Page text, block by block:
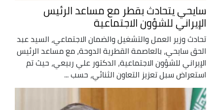
سايحي يتحادث بقطر مع مساعد الرئيس
الإيراني للشؤون الاجتماعية
تحادث وزير العمل والتشغيل والضمان الاجتماعي، السيد عبد
الحق سايحي، بالعاصمة القطرية الدوحة، مع مساعد الرئيس
الإيراني للشؤون الاجتماعية، الدكتور علي ربيعي، حيث تم
استعراض سبل تعزيز التعاون الثنائي، حسب ...